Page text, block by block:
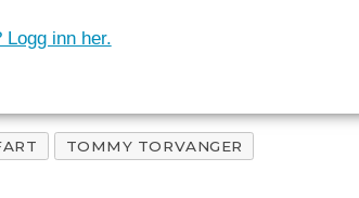
Logg inn her.
TOMMY TORVANGER